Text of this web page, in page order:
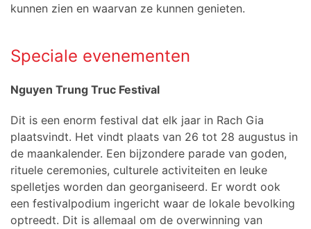
kunnen zien en waarvan ze kunnen genieten.
Speciale evenementen
Nguyen Trung Truc Festival
Dit is een enorm festival dat elk jaar in Rach Gia
plaatsvindt. Het vindt plaats van 26 tot 28 augustus in
de maankalender. Een bijzondere parade van goden,
rituele ceremonies, culturele activiteiten en leuke
spelletjes worden dan georganiseerd. Er wordt ook
een festivalpodium ingericht waar de lokale bevolking
optreedt. Dit is allemaal om de overwinning van